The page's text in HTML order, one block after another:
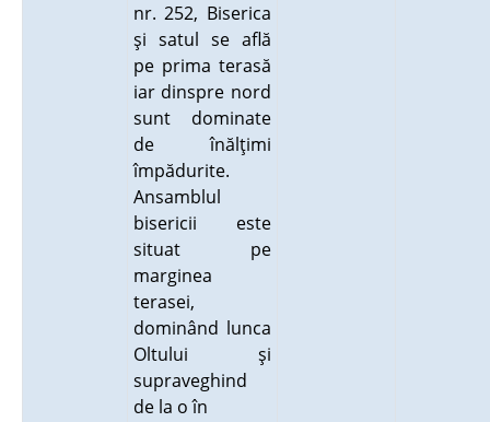
nr. 252, Biserica
şi satul se află
pe prima terasă
iar dinspre nord
sunt dominate
de înălţimi
împădurite.
Ansamblul
bisericii este
situat pe
marginea
terasei,
dominând lunca
Oltului şi
supraveghind
de la o în